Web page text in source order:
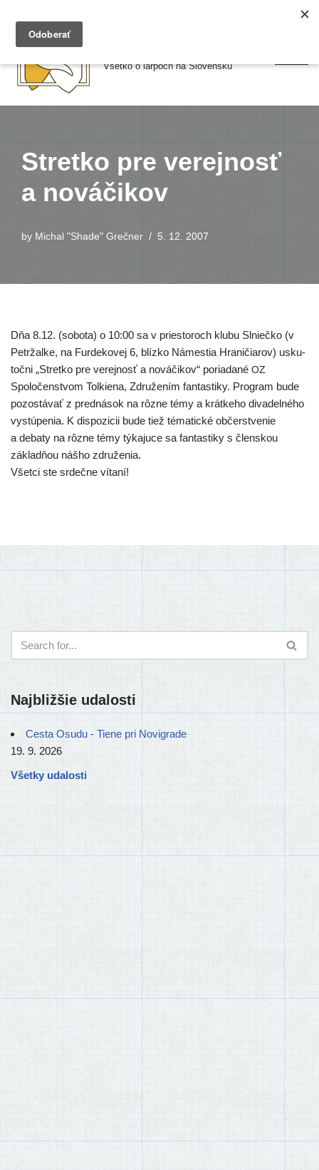
Preskočiť
Všetko o larpoch na Slovensku
Stretko pre verejnosť
a nováčikov
by Michal "Shade" Grečner 5. 12. 2007
Dňa 8.12. (sobo­ta) o 10:00 sa v pries­to­roch klu­bu Slniečko (v
Petržalke, na Furdekovej 6, blíz­ko Námestia Hraničiarov) usku­
toč­ni „Stretko pre verej­nosť a nová­či­kov“ poria­da­né OZ
Spoločenstvom Tolkiena, Združením fan­tas­ti­ky. Program bude
pozos­tá­vať z pred­ná­sok na rôz­ne témy a krát­ke­ho diva­del­né­ho
vystú­pe­nia. K dis­po­zi­cii bude tiež téma­tic­ké občerstve­nie
a deba­ty na rôz­ne témy týka­ju­ce sa fan­tas­ti­ky s člen­skou
základ­ňou náš­ho združenia.
Všetci ste srdeč­ne vítaní!
Najbližšie udalosti
Cesta Osudu - Tiene pri Novigrade
19. 9. 2026
Všetky udalosti